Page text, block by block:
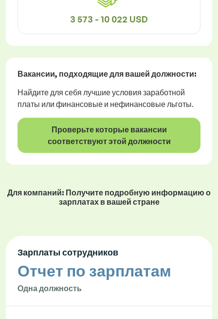
3 573 - 10 022 USD
Вакансии, подходящие для вашей должности:
Найдите для себя лучшие условия заработной
платы или финансовые и нефинансовые льготы.
Проверьте которые вакансии
соответствуют этой должности
Для компаний: Получите подробную информацию о
зарплатах в вашей стране
Зарплаты сотрудников
Отчет по зарплатам
Одна должность